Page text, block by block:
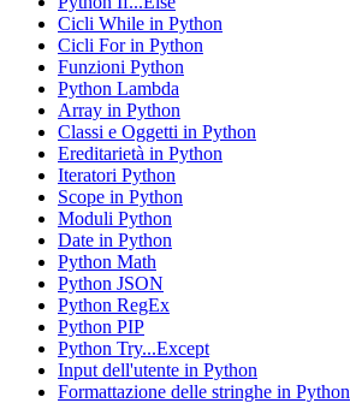
Cicli While in Python
Cicli For in Python
Funzioni Python
Python Lambda
Array in Python
Classi e Oggetti in Python
Ereditarietà in Python
Iteratori Python
Scope in Python
Moduli Python
Date in Python
Python Math
Python JSON
Python RegEx
Python PIP
Python Try...Except
Input dell'utente in Python
Formattazione delle stringhe in Python